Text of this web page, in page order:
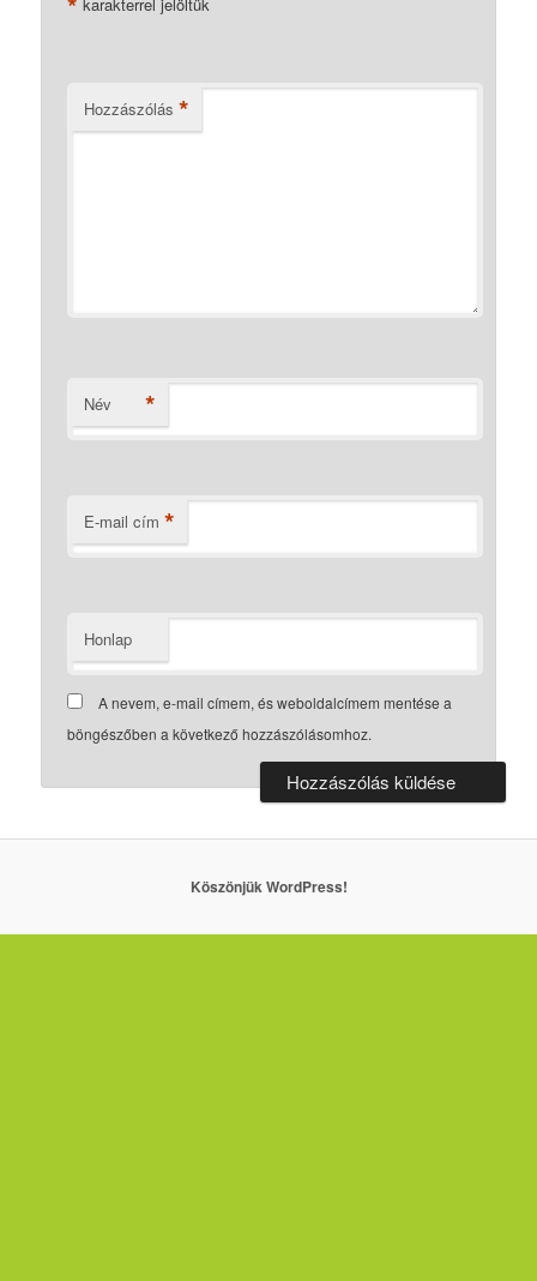
Hozzászólás *
Név *
E-mail cím *
Honlap
A nevem, e-mail címem, és weboldalcímem mentése a
böngészőben a következő hozzászólásomhoz.
Köszönjük WordPress!